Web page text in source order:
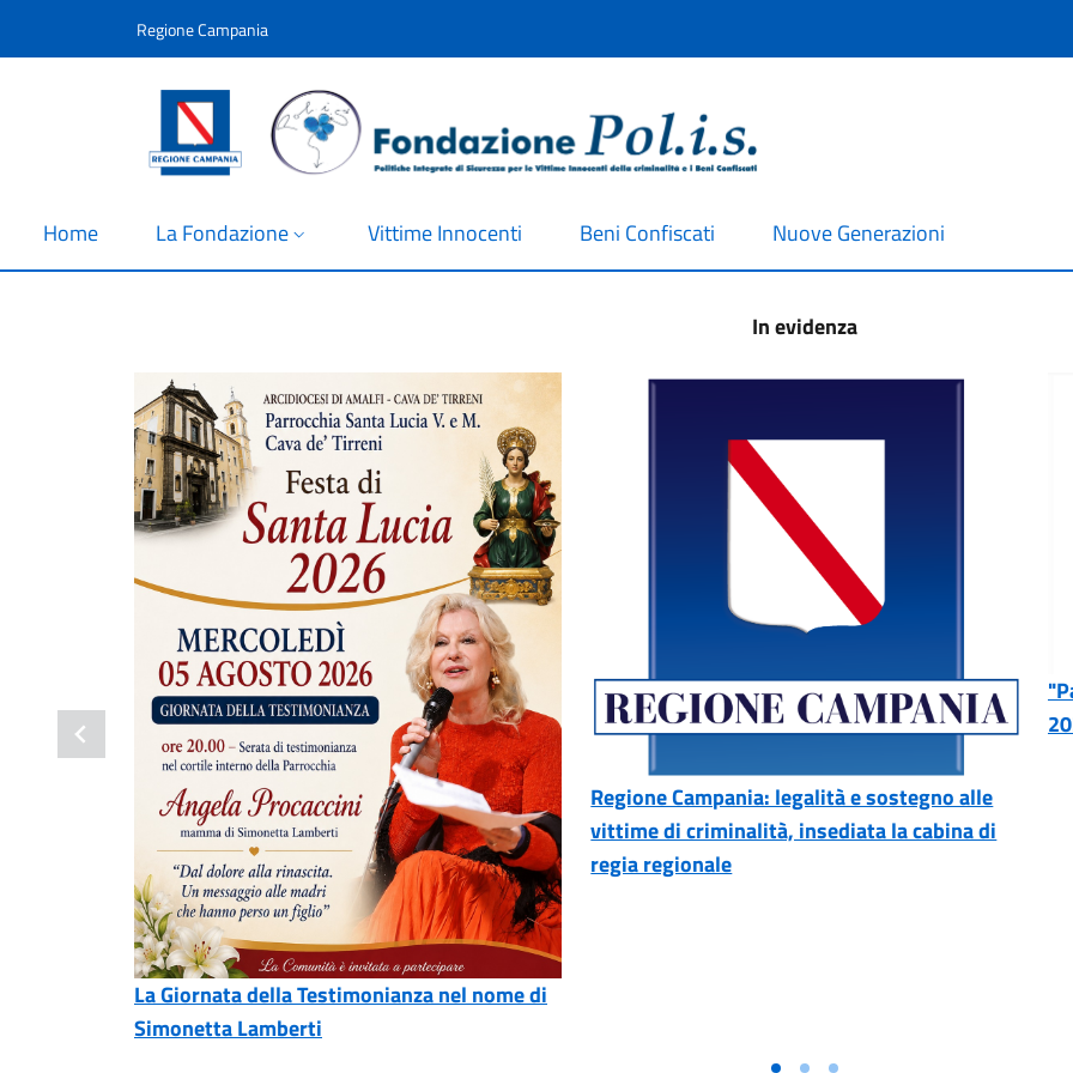
Regione Campania
Home La Fondazione Vittime Innocenti Beni Confiscati Nuove Generazioni
In evidenza
La Giornata della Testimonianza nel nome di
Simonetta Lamberti
Regione Campania: legalità e sostegno alle
vittime di criminalità, insediata la cabina di
regia regionale